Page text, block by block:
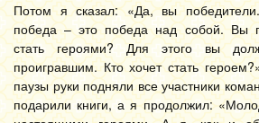
Потом я сказал: «Да, вы
победа – это победа над собой. Вы
стать героями? Для этого вы
проигравшим. Кто хочет стать
паузы руки подняли все участники
подарили книги, а я продолжил: